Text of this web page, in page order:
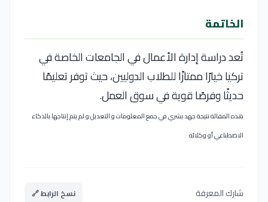
الخاتمة
تُعد دراسةإدارة الأعمالفي الجامعات الخاصة في
تركياخيارًا ممتازًا للطلاب الدوليين، حيث توفر تعليمًا
حديثًا وفرصًا قوية في سوق العمل.
هذه المقالة نتيجة جهد بشري في جمع المعلومات و التعديل و لم يتم إنتاجها بالذكاء
الاصطناعي أو وكلائه
شارك المعرفة نسخ الرابط 🔗